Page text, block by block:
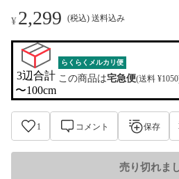
¥2,299 (税込) 送料込み
3辺合計
〜100cm
らくらくメルカリ便
この商品は宅急便(送料
1 コメント 保存
売り切れま